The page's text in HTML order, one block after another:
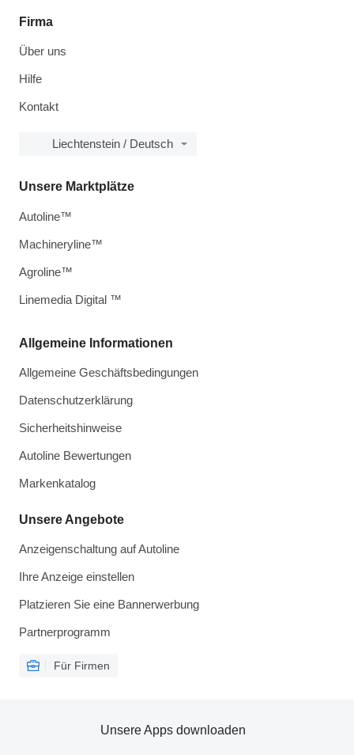
Firma
Über uns
Hilfe
Kontakt
Liechtenstein / Deutsch
Allgemeine Informationen
Allgemeine Geschäftsbedingungen
Datenschutzerklärung
Sicherheitshinweise
Autoline Bewertungen
Markenkatalog
Unsere Angebote
Anzeigenschaltung auf Autoline
Ihre Anzeige einstellen
Platzieren Sie eine Bannerwerbung
Partnerprogramm
Für Firmen
Unsere Marktplätze
Autoline™
Machineryline™
Agroline™
Linemedia Digital ™
Unsere Apps downloaden